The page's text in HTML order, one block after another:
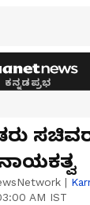
ಕನ್ನಡಪ್ರಭ
|
AM IST